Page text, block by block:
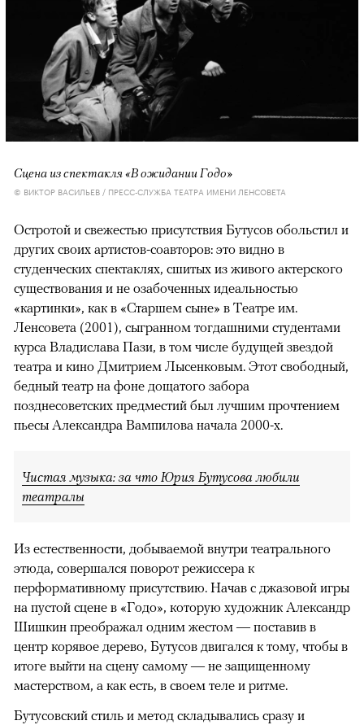
Сцена из спектакля «В ожидании Годо»
© ВИКТОР ВАСИЛЬЕВ / ПРЕСС-СЛУЖБА ТЕАТРА ИМЕНИ ЛЕНСОВЕТА
Остротой и свежестью присутствия Бутусов обольстил и
других своих артистов-соавторов: это видно в
студенческих спектаклях, сшитых из живого актерского
существования и не озабоченных идеальностью
«картинки», как в «Старшем сыне» в Театре им.
Ленсовета (2001), сыгранном тогдашними студентами
курса Владислава Пази, в том числе будущей звездой
театра и кино Дмитрием Лысенковым. Этот свободный,
бедный театр на фоне дощатого забора
позднесоветских предместий был лучшим прочтением
пьесы Александра Вампилова начала 2000-х.
Чистая музыка: за что Юрия Бутусова любили
театралы
Из естественности, добываемой внутри театрального
этюда, совершался поворот режиссера к
перформативному присутствию. Начав с джазовой игры
на пустой сцене в «Годо», которую художник Александр
Шишкин преображал одним жестом — поставив в
центр корявое дерево, Бутусов двигался к тому, чтобы в
итоге выйти на сцену самому — не защищенному
мастерством, а как есть, в своем теле и ритме.
Бутусовский стиль и метод складывались сразу и